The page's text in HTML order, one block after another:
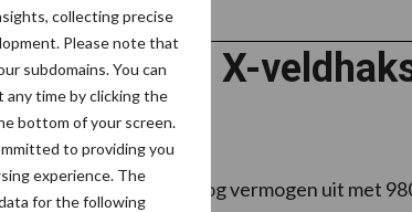
collecting precise
Please note that
subdomains. You can
time by clicking the
bottom of your screen.
to providing you
experience. The
for the following
Krone Big X-
de categorie met hoog vermogen uit met